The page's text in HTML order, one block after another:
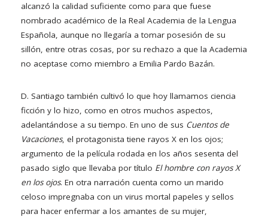
alcanzó la calidad suficiente como para que fuese
nombrado académico de la Real Academia de la Lengua
Española, aunque no llegaría a tomar posesión de su
sillón, entre otras cosas, por su rechazo a que la Academia
no aceptase como miembro a Emilia Pardo Bazán.
D. Santiago también cultivó lo que hoy llamamos ciencia
ficción y lo hizo, como en otros muchos aspectos,
adelantándose a su tiempo. En uno de sus Cuentos de
Vacaciones, el protagonista tiene rayos X en los ojos;
argumento de la película rodada en los años sesenta del
pasado siglo que llevaba por título El hombre con rayos X
en los ojos. En otra narración cuenta como un marido
celoso impregnaba con un virus mortal papeles y sellos
para hacer enfermar a los amantes de su mujer,